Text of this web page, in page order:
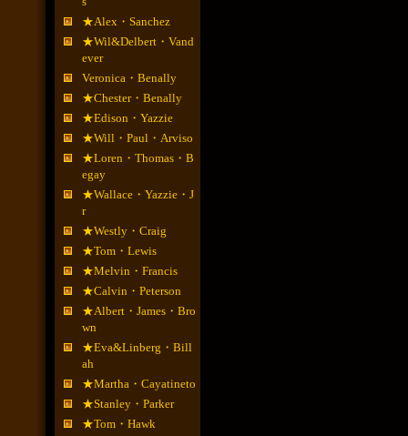
★Alex・Sanchez
★Wil&Delbert・Vand
ever
Veronica・Benally
★Chester・Benally
★Edison・Yazzie
★Will・Paul・Arviso
★Loren・Thomas・B
egay
★Wallace・Yazzie・J
r
★Westly・Craig
★Tom・Lewis
★Melvin・Francis
★Calvin・Peterson
★Albert・James・Bro
wn
★Eva&Linberg・Bill
ah
★Martha・Cayatineto
★Stanley・Parker
★Tom・Hawk